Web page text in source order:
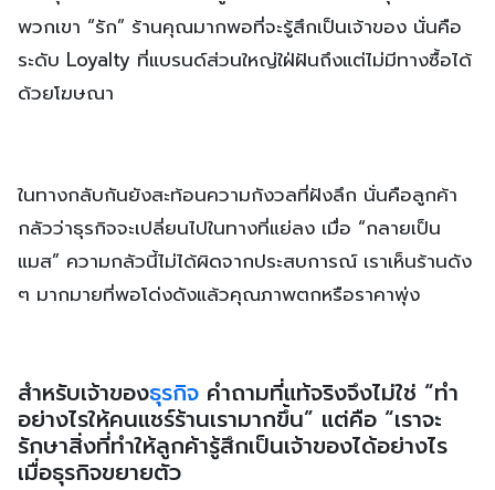
พวกเขา “รัก” ร้านคุณมากพอที่จะรู้สึกเป็นเจ้าของ นั่นคือ
ระดับ Loyalty ที่แบรนด์ส่วนใหญ่ใฝ่ฝันถึงแต่ไม่มีทางซื้อได้
ด้วยโฆษณา
ในทางกลับกันยังสะท้อนความกังวลที่ฝังลึก นั่นคือลูกค้า
กลัวว่าธุรกิจจะเปลี่ยนไปในทางที่แย่ลง เมื่อ “กลายเป็น
แมส” ความกลัวนี้ไม่ได้ผิดจากประสบการณ์ เราเห็นร้านดัง
ๆ มากมายที่พอโด่งดังแล้วคุณภาพตกหรือราคาพุ่ง
สำหรับเจ้าของธุรกิจ คำถามที่แท้จริงจึงไม่ใช่ “ทำ
อย่างไรให้คนแชร์ร้านเรามากขึ้น” แต่คือ “เราจะ
รักษาสิ่งที่ทำให้ลูกค้ารู้สึกเป็นเจ้าของได้อย่างไร
เมื่อธุรกิจขยายตัว